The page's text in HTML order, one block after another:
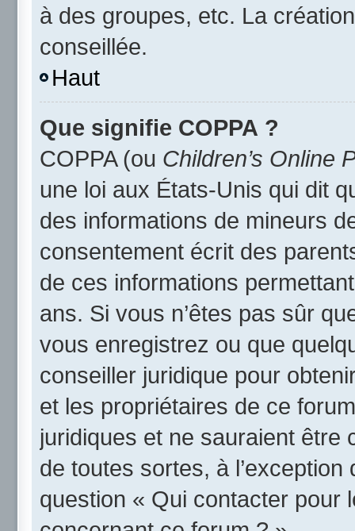
à des groupes, etc. La
conseillée.
Haut
Que signifie COPPA ?
COPPA (ou Children’s Online
une loi aux États-Unis qui dit
des informations de mineurs
consentement écrit des
de ces informations
ans. Si vous n’êtes pas sûr
vous enregistrez ou que
conseiller juridique pour
et les propriétaires de ce
juridiques et ne sauraient être
de toutes sortes, à
question « Qui contacter pour